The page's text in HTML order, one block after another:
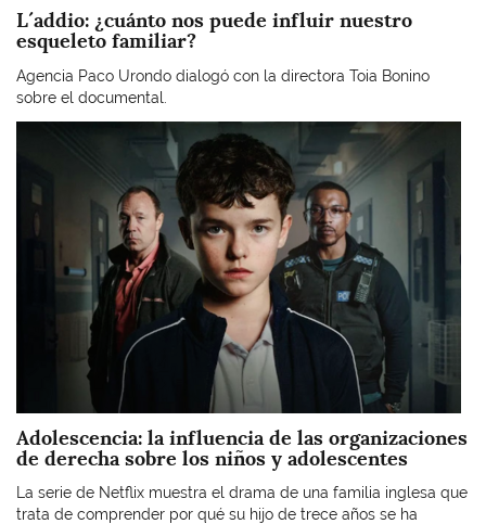
L´addio: ¿cuánto nos puede influir nuestro
esqueleto familiar?
Agencia Paco Urondo dialogó con la directora Toia Bonino
sobre el documental.
Adolescencia: la influencia de las organizaciones
de derecha sobre los niños y adolescentes
La serie de Netflix muestra el drama de una familia inglesa que
trata de comprender por qué su hijo de trece años se ha